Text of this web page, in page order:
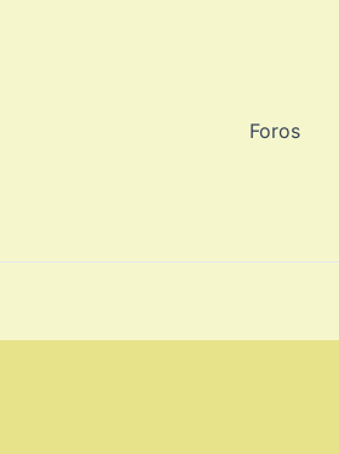
Foros